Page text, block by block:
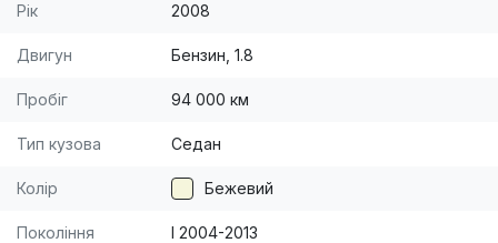
Рік 2008
Двигун Бензин, 1.8
Пробіг 94 000 км
Тип кузова Седан
Колір Бежевий
Покоління I 2004-2013